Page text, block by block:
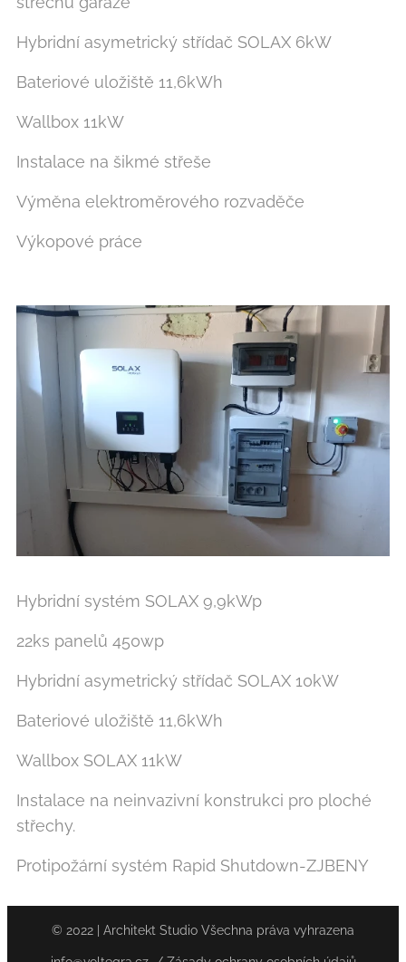
Hybridní asymetrický střídač SOLAX 6kW
Bateriové uložiště 11,6kWh
Wallbox 11kW
Instalace na šikmé střeše
Výměna elektroměrového rozvaděče
Výkopové práce
Hybridní systém SOLAX 9,9kWp
22ks panelů 450wp
Hybridní asymetrický střídač SOLAX 10kW
Bateriové uložiště 11,6kWh
Wallbox SOLAX 11kW
Instalace na neinvazivní konstrukci pro ploché
střechy.
Protipožární systém Rapid Shutdown-ZJBENY
© 2022 | Architekt Studio Všechna práva vyhrazena